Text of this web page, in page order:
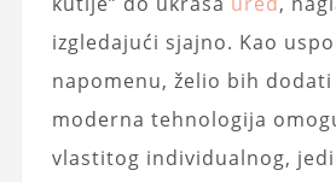
izgledajući sjajno. Kao
napomenu, želio bih dodati
moderna tehnologija
vlastitog individualnog,